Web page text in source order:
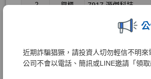
近期詐騙猖獗，請投資人切勿輕信不明
公司不會以電話、簡訊或LINE邀請「領